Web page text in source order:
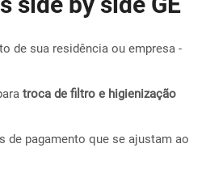
de sua residência ou empresa -
troca de filtro e higienização
de pagamento que se ajustam ao